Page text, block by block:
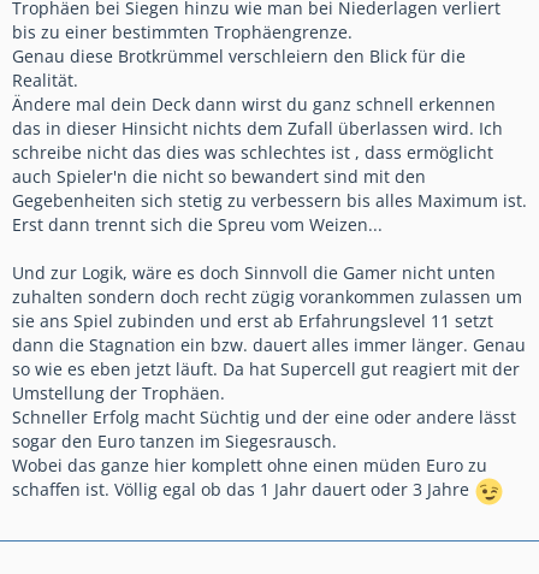
Also von der logik her würe ich es so machen.
Trophäen bei Siegen hinzu wie man bei Niederlagen verliert
bis zu einer bestimmten Trophäengrenze.
Genau diese Brotkrümmel verschleiern den Blick für die
Realität.
Ändere mal dein Deck dann wirst du ganz schnell erkennen
das in dieser Hinsicht nichts dem Zufall überlassen wird. Ich
schreibe nicht das dies was schlechtes ist , dass ermöglicht
auch Spieler'n die nicht so bewandert sind mit den
Gegebenheiten sich stetig zu verbessern bis alles Maximum ist.
Erst dann trennt sich die Spreu vom Weizen...
Und zur Logik, wäre es doch Sinnvoll die Gamer nicht unten
zuhalten sondern doch recht zügig vorankommen zulassen um
sie ans Spiel zubinden und erst ab Erfahrungslevel 11 setzt
dann die Stagnation ein bzw. dauert alles immer länger. Genau
so wie es eben jetzt läuft. Da hat Supercell gut reagiert mit der
Umstellung der Trophäen.
Schneller Erfolg macht Süchtig und der eine oder andere lässt
sogar den Euro tanzen im Siegesrausch.
Wobei das ganze hier komplett ohne einen müden Euro zu
schaffen ist. Völlig egal ob das 1 Jahr dauert oder 3 Jahre